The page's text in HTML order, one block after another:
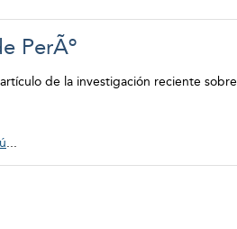
PerÃº
de la investigación reciente
...